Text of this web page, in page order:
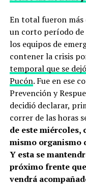
En total fueron más
un corto período de
los equipos de
contener la crisis
temporal que se
Pucón. Fue en ese
Prevención y
decidió declarar,
correr de las horas
de este miércoles,
mismo organismo
Y esta se
próximo frente
vendrá